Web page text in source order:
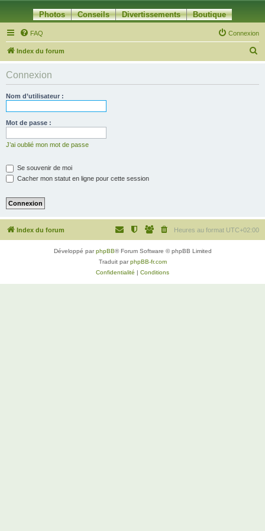
Photos Conseils Divertissements Boutique
FAQ Connexion
Index du forum
Connexion
Nom d’utilisateur :
Mot de passe :
J’ai oublié mon mot de passe
Se souvenir de moi
Cacher mon statut en ligne pour cette session
Index du forum Heures au format UTC+02:00
Développé parphpBB® Forum Software © phpBB Limited
Traduit parphpBB-fr.com
Confidentialité | Conditions